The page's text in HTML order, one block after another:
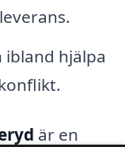
ibland hjälpa
är en